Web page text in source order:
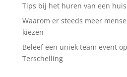
Tips bij het huren van een huis
Waarom er steeds meer
kiezen
Beleef een uniek team event
Terschelling